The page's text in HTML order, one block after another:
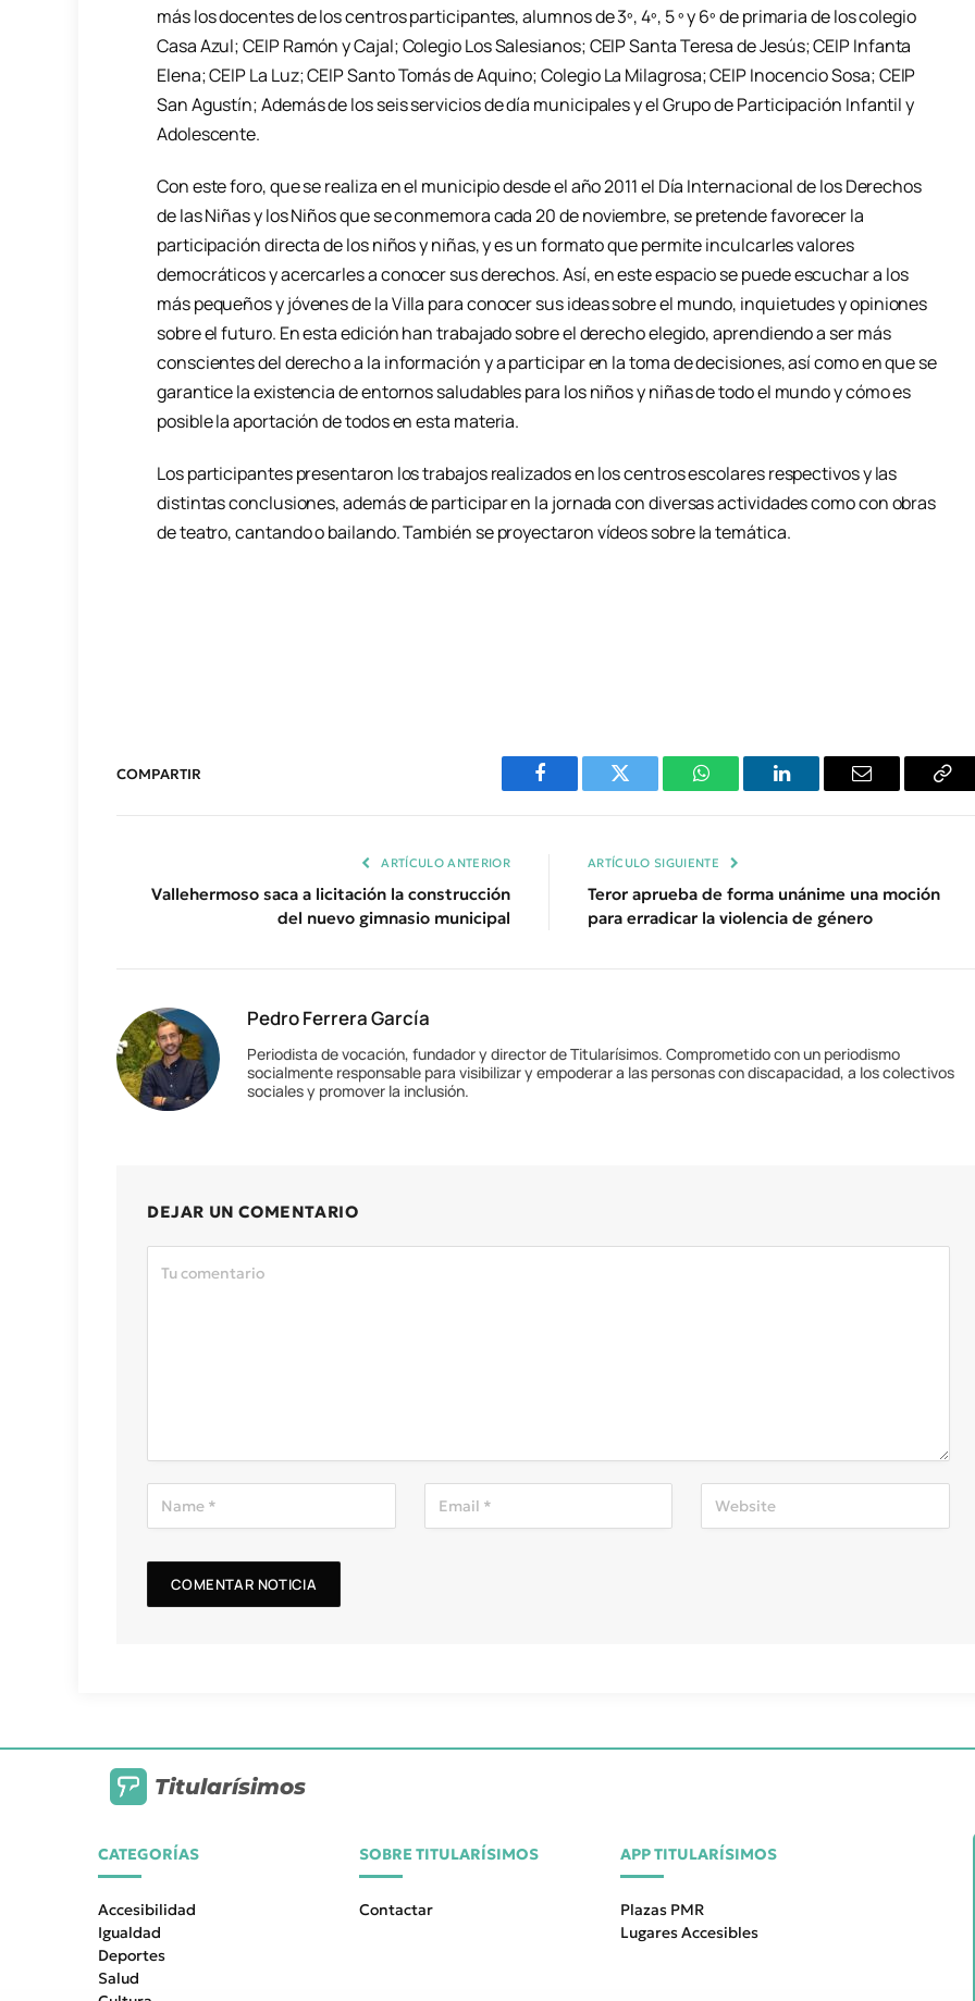
más los docentes de los centros participantes, alumnos de 3º, 4º, 5 º y 6º de primaria de los colegio
Casa Azul; CEIP Ramón y Cajal; Colegio Los Salesianos; CEIP Santa Teresa de Jesús; CEIP Infanta
Elena; CEIP La Luz; CEIP Santo Tomás de Aquino; Colegio La Milagrosa; CEIP Inocencio Sosa; CEIP
San Agustín; Además de los seis servicios de día municipales y el Grupo de Participación Infantil y
Adolescente.
Con este foro, que se realiza en el municipio desde el año 2011 el Día Internacional de los Derechos
de las Niñas y los Niños que se conmemora cada 20 de noviembre, se pretende favorecer la
participación directa de los niños y niñas, y es un formato que permite inculcarles valores
democráticos y acercarles a conocer sus derechos. Así, en este espacio se puede escuchar a los
más pequeños y jóvenes de la Villa para conocer sus ideas sobre el mundo, inquietudes y opiniones
sobre el futuro. En esta edición han trabajado sobre el derecho elegido, aprendiendo a ser más
conscientes del derecho a la información y a participar en la toma de decisiones, así como en que se
garantice la existencia de entornos saludables para los niños y niñas de todo el mundo y cómo es
posible la aportación de todos en esta materia.
Los participantes presentaron los trabajos realizados en los centros escolares respectivos y las
distintas conclusiones, además de participar en la jornada con diversas actividades como con obras
de teatro, cantando o bailando. También se proyectaron vídeos sobre la temática.
COMPARTIR
Facebook Twitter WhatsAppLinkedIn Email
ARTÍCULO ANTERIOR
Vallehermoso saca a licitación la construcción
del nuevo gimnasio municipal
ARTÍCULO SIGUIENTE
Teror aprueba de forma unánime una moción
para erradicar la violencia de género
Pedro Ferrera García
Periodista de vocación, fundador y director de Titularísimos. Comprometido con un periodismo
socialmente responsable para visibilizar y empoderar a las personas con discapacidad, a los colectivos
sociales y promover la inclusión.
DEJAR UN COMENTARIO
Titularísimos
CATEGORÍAS
Accesibilidad
Igualdad
Deportes
Salud
SOBRE TITULARÍSIMOS
Contactar
APP TITULARÍSIMOS
Plazas PMR
Lugares Accesibles